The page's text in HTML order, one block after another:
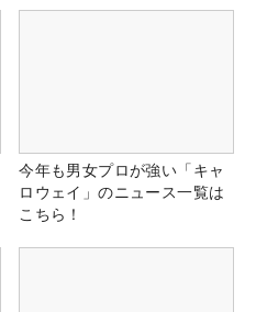
今年も男女プロが強い「キャ
ロウェイ」のニュース一覧は
こちら！